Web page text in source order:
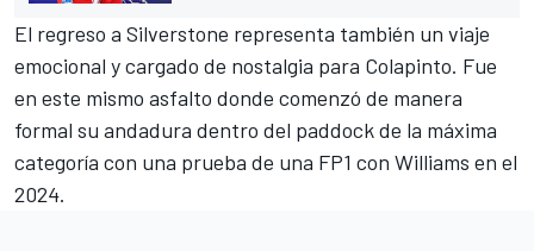
El regreso a Silverstone representa también un viaje
emocional y cargado de nostalgia para Colapinto. Fue
en este mismo asfalto donde comenzó de manera
formal su andadura dentro del paddock de la máxima
categoría con una prueba de una FP1 con Williams en el
2024.